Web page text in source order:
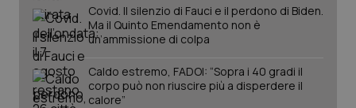
Covid. Il silenzio di Fauci e il perdono di Biden.
Ma il Quinto Emendamento non è
un’ammissione di colpa
Caldo estremo, FADOI: “Sopra i 40 gradi il
corpo può non riuscire più a disperdere il
calore”